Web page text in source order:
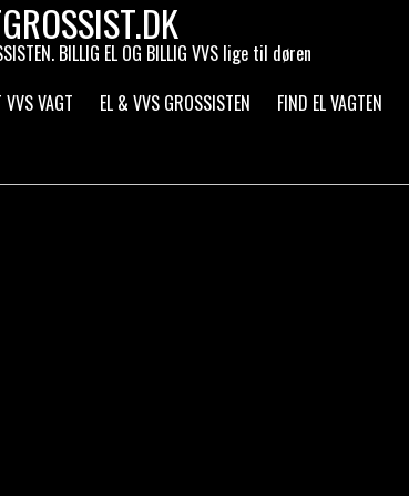
BILLIG EL OG BILLIG VVS lige til døren
VAGT EL & VVS GROSSISTEN FIND EL VAGTEN